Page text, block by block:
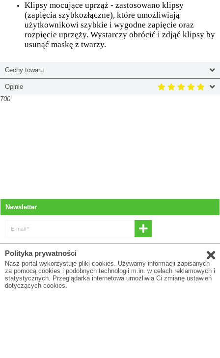
Klipsy mocujące uprząż - zastosowano klipsy
(zapięcia szybkozłączne), które umożliwiają
użytkownikowi szybkie i wygodne zapięcie oraz
rozpięcie uprzęży. Wystarczy obrócić i zdjąć klipsy by
usunąć maskę z twarzy.
Cechy towaru
Opinie
700
Newsletter
E-mail *
newslettera
E-mail
Polityka prywatności
Nasz portal wykorzystuje pliki cookies. Używamy informacji zapisanych
za pomocą cookies i podobnych technologii m.in. w celach reklamowych i
statystycznych. Przeglądarka internetowa umożliwia Ci zmianę ustawień
dotyczących cookies.